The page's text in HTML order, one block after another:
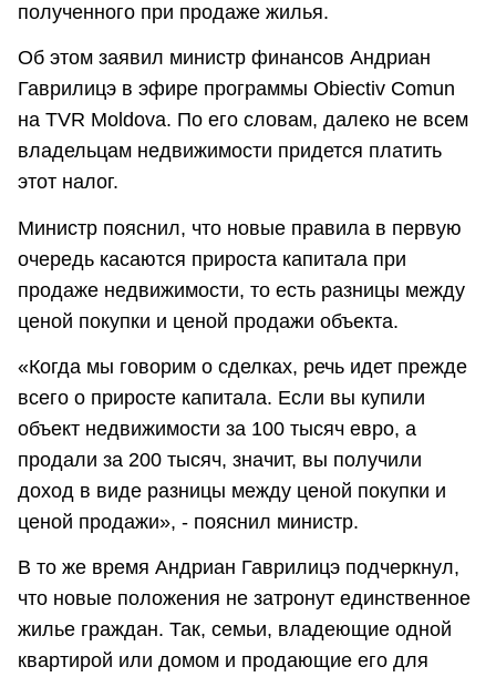
полученного при продаже жилья.
Об этом заявил министр финансов Андриан
Гаврилицэ в эфире программы Obiectiv Comun
на TVR Moldova. По его словам, далеко не всем
владельцам недвижимости придется платить
этот налог.
Министр пояснил, что новые правила в первую
очередь касаются прироста капитала при
продаже недвижимости, то есть разницы между
ценой покупки и ценой продажи объекта.
«Когда мы говорим о сделках, речь идет прежде
всего о приросте капитала. Если вы купили
объект недвижимости за 100 тысяч евро, а
продали за 200 тысяч, значит, вы получили
доход в виде разницы между ценой покупки и
ценой продажи», - пояснил министр.
В то же время Андриан Гаврилицэ подчеркнул,
что новые положения не затронут единственное
жилье граждан. Так, семьи, владеющие одной
квартирой или домом и продающие его для